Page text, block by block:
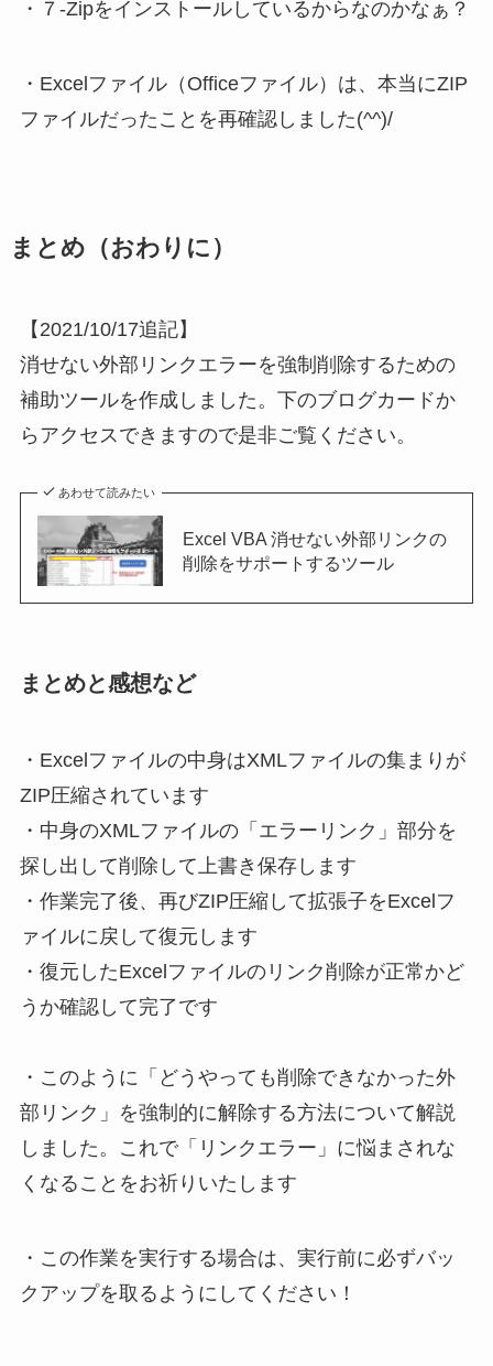
・７-Zipをインストールしているからなのかなぁ？
・ Excelファイル（Officeファイル）は、本当にZIP
ファイルだったことを再確認しました(^^)/
まとめ （おわりに）
【2021/10/17追記】
消せない外部リンクエラーを強制削除するための
補助ツールを作成しました。下のブログカードか
らアクセスできますので是非ご覧ください。
あわせて読みたい
Excel VBA 消せない外部リンクの
削除をサポートするツール
まとめと感想など
・Excelファイルの中身はXMLファイルの集まりが
ZIP圧縮されています
・中身のXMLファイルの「エラーリンク」部分を
探し出して削除して上書き保存します
・作業完了後、再びZIP圧縮して拡張子をExcelフ
ァイルに戻して復元します
・復元したExcelファイルのリンク削除が正常かど
うか確認して完了です
・このように「どうやっても削除できなかった外
部リンク」を強制的に解除する方法について解説
しました。これで「リンクエラー」に悩まされな
くなることをお祈りいたします
・ この作業を実行する場合は、実行前に必ずバッ
クアップを取るようにしてください！